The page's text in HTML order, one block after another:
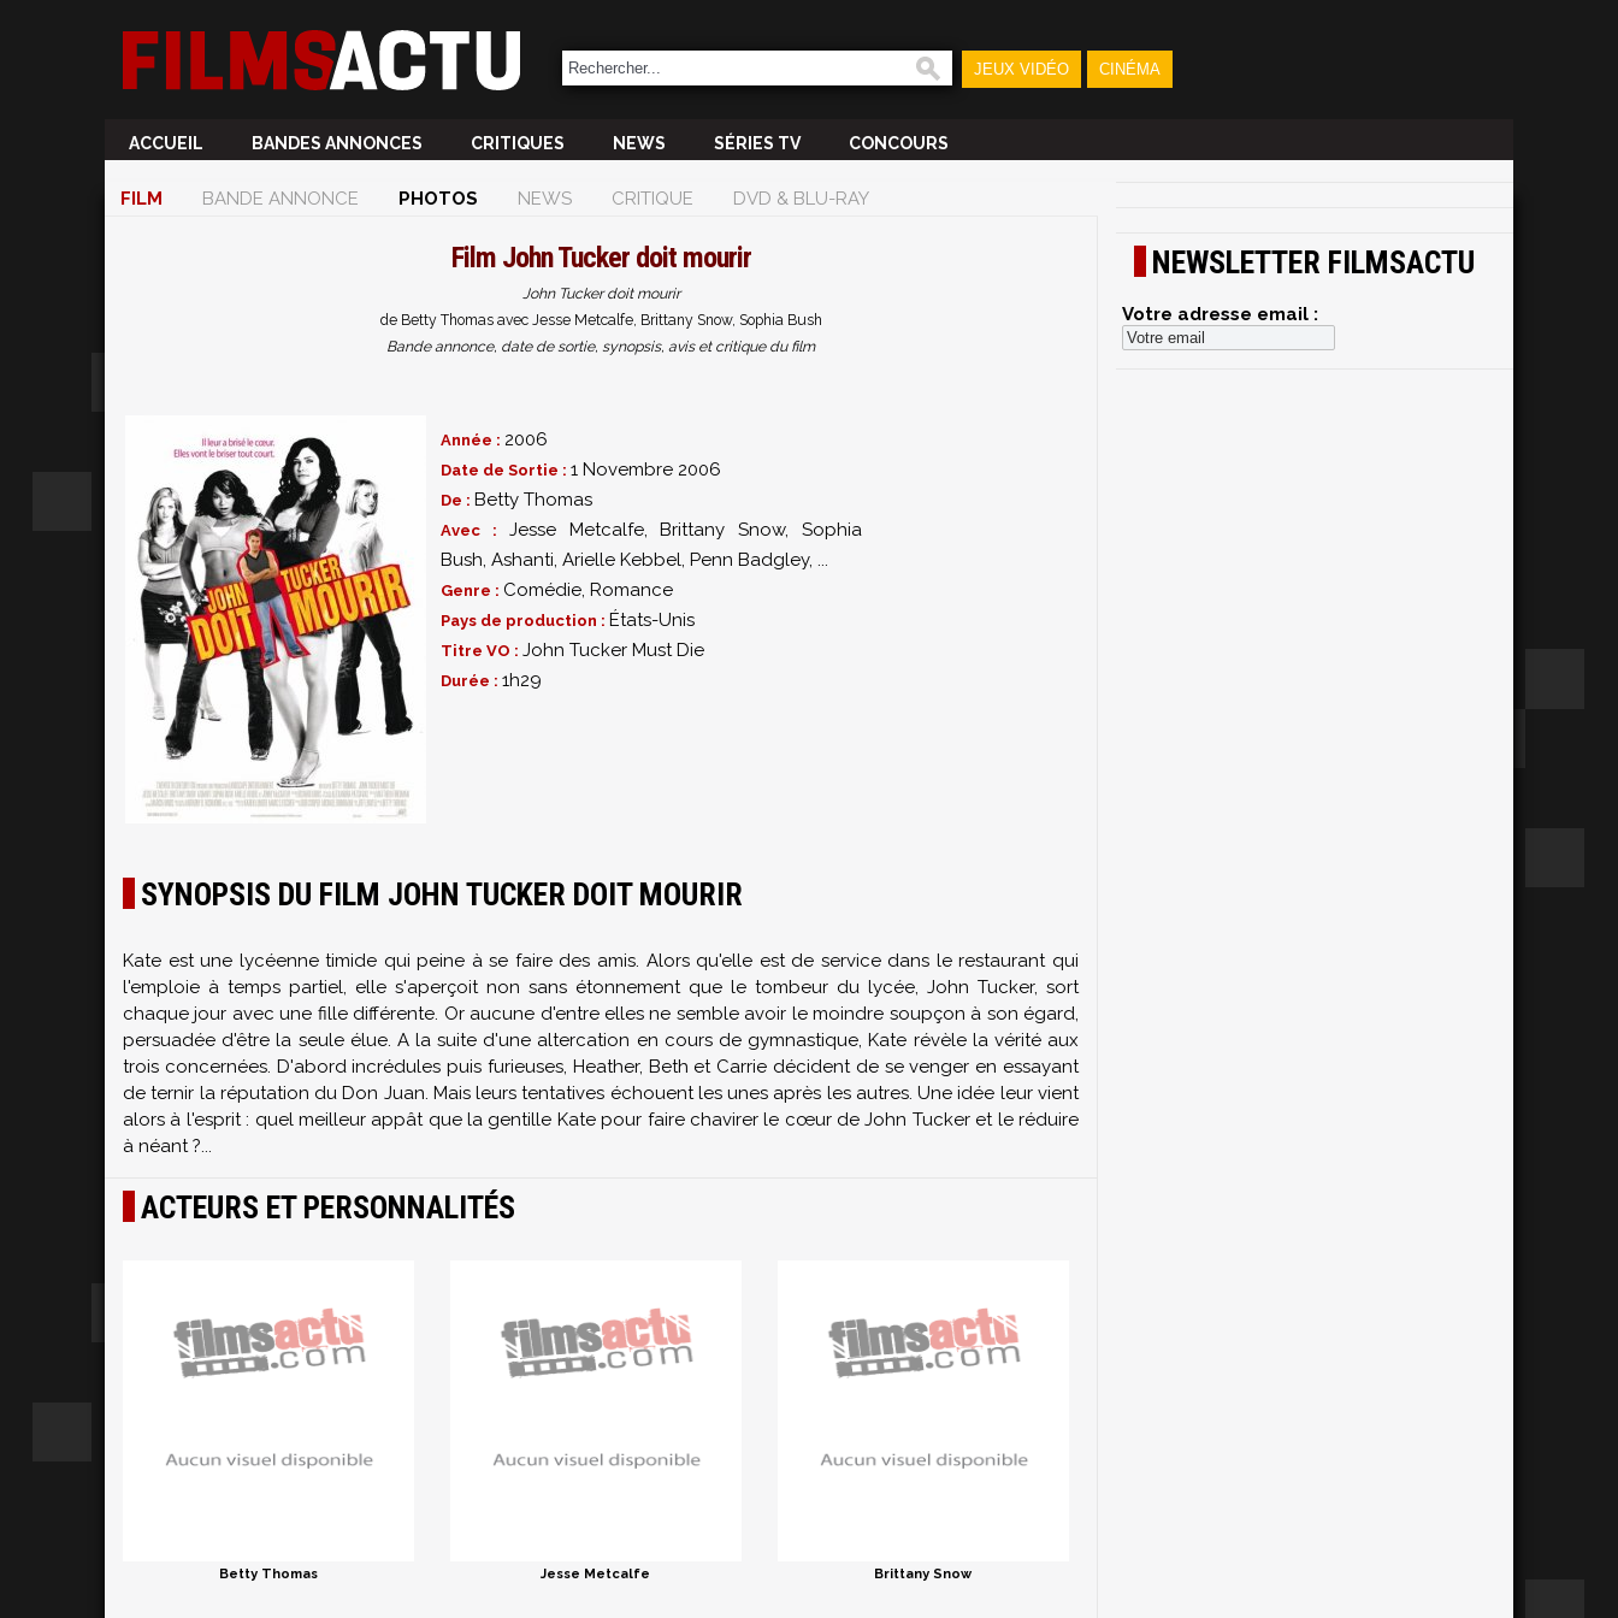
JEUX VIDÉO CINÉMA
ACCUEIL BANDES ANNONCES CRITIQUES NEWS SÉRIES TV CONCOURS
FILM BANDE ANNONCE PHOTOS NEWS CRITIQUE DVD & BLU-RAY
Film John Tucker doit mourir
John Tucker doit mourir
de Betty Thomas avec Jesse Metcalfe, Brittany Snow, Sophia Bush
Bande annonce, date de sortie, synopsis, avis et critique du film
Année : 2006
Date de Sortie : 1 Novembre 2006
De : Betty Thomas
Avec : Jesse Metcalfe,Brittany Snow,Sophia
Bush, Ashanti, Arielle Kebbel, Penn Badgley, ...
Genre : Comédie, Romance
Pays de production : États-Unis
Titre VO : John Tucker Must Die
Durée : 1h29
SYNOPSIS DU FILM JOHN TUCKER DOIT MOURIR
Kate est une lycéenne timide qui peine à se faire des amis. Alors qu'elle est de service dans le restaurant qui
l'emploie à temps partiel, elle s'aperçoit non sans étonnement que le tombeur du lycée, John Tucker, sort
chaque jour avec une fille différente. Or aucune d'entre elles ne semble avoir le moindre soupçon à son égard,
persuadée d'être la seule élue. A la suite d'une altercation en cours de gymnastique, Kate révèle la vérité aux
trois concernées. D'abord incrédules puis furieuses, Heather, Beth et Carrie décident de se venger en essayant
de ternir la réputation du Don Juan. Mais leurs tentatives échouent les unes après les autres. Une idée leur vient
alors à l'esprit : quel meilleur appât que la gentille Kate pour faire chavirer le cœur de John Tucker et le réduire
à néant ?...
ACTEURS ET PERSONNALITÉS
Betty Thomas Jesse Metcalfe Brittany Snow
NEWSLETTER FILMSACTU
Votre adresse email :